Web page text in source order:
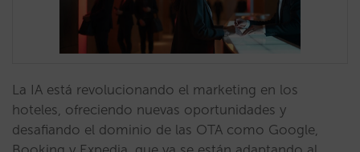
La IA está revolucionando el marketing en los
hoteles, ofreciendo nuevas oportunidades y
desafiando el dominio de las OTA como Google,